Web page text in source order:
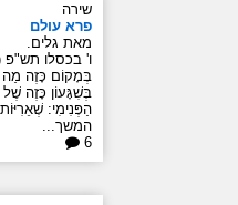
שירה
פרא עולם
מאת גלים.
ו' בכסלו תש"פ
בְּמָקוֹם כָּזֶה מַה
בְּשִׁגָּעוֹן כָּזֶה
הַפְּנִימִי:
המשך...
6